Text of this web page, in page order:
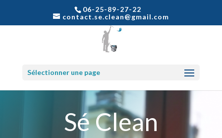
06-25-89-27-22
contact.se.clean@gmail.com
Sélectionner une page
Sé Clean